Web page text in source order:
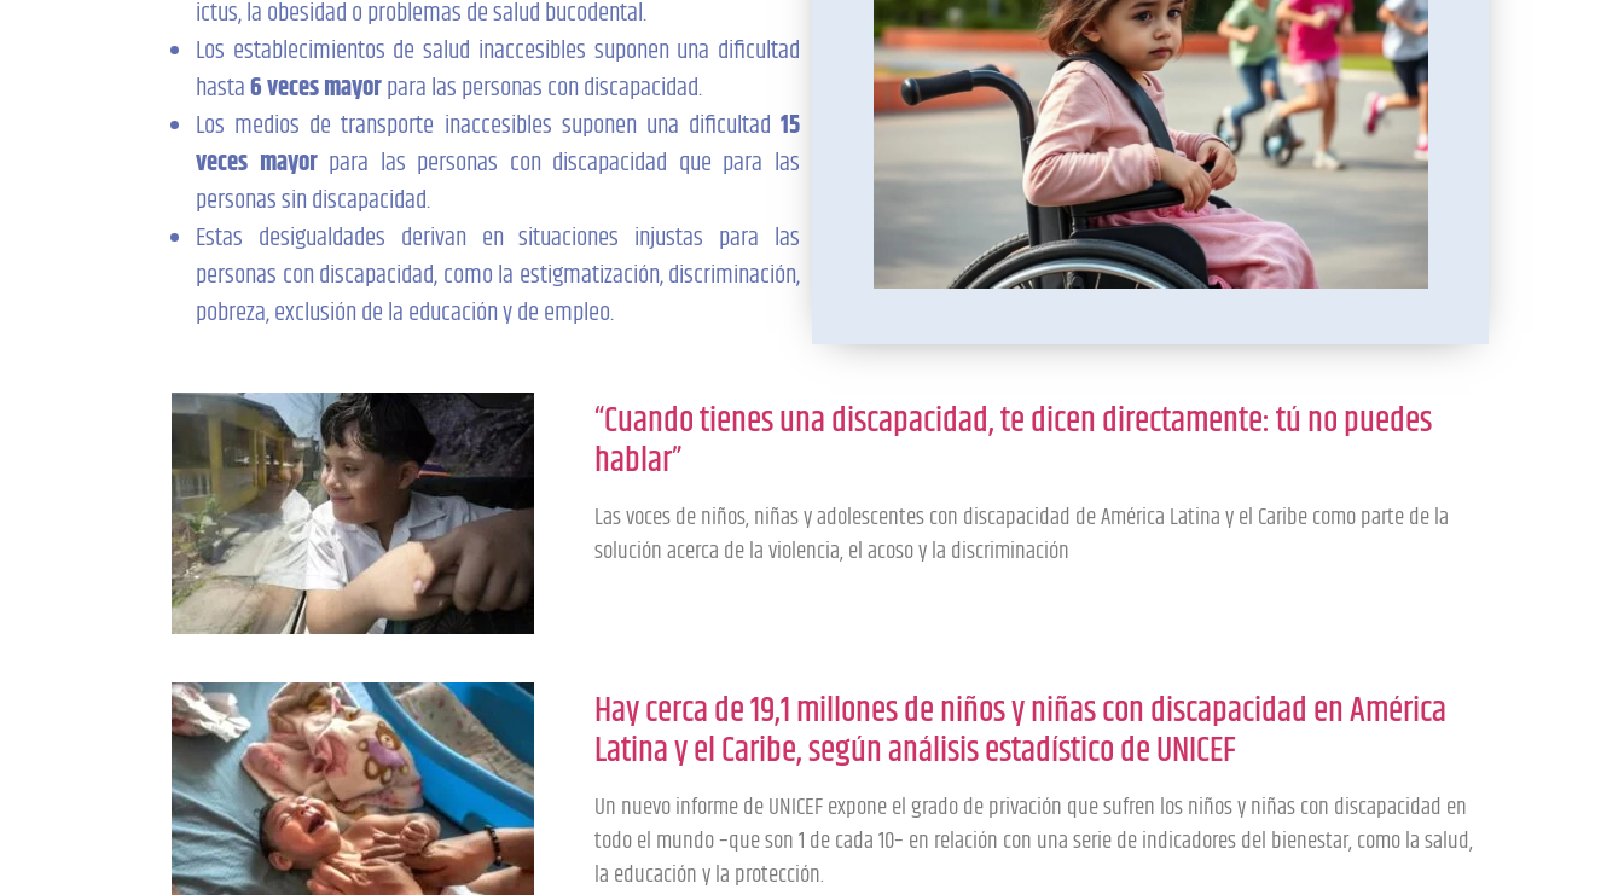
ictus, la obesidad o problemas de salud bucodental.
Los establecimientos de salud inaccesibles suponen una dificultad
hasta6 veces mayorpara las personas con discapacidad.
Los medios de transporte inaccesibles suponen una dificultad 15
veces mayorpara las personas con discapacidad que para las
personas sin discapacidad.
Estas desigualdades derivan en situaciones injustas para las
personas con discapacidad, como la estigmatización, discriminación,
pobreza, exclusión de la educación y de empleo.
“Cuando tienes una discapacidad, te dicen directamente: tú no puedes
hablar”
Las voces de niños, niñas y adolescentes con discapacidad de América Latina y el Caribe como parte de la
solución acerca de la violencia, el acoso y la discriminación
Hay cerca de 19,1 millones de niños y niñas con discapacidad en América
Latina y el Caribe, según análisis estadístico de UNICEF
Un nuevo informe de UNICEF expone el grado de privación que sufren los niños y niñas con discapacidad en
todo el mundo –que son 1 de cada 10– en relación con una serie de indicadores del bienestar, como la salud,
la educación y la protección.